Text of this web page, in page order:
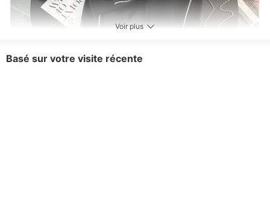
Voir plus
Basé sur votre visite récente